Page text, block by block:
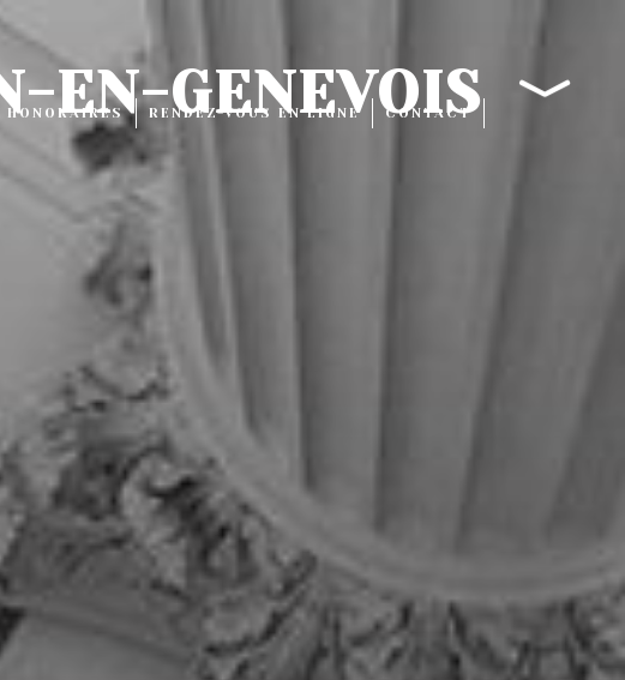
HONORAIRES RENDEZ-VOUS EN LIGNE CONTACT
EN-GENEVOIS